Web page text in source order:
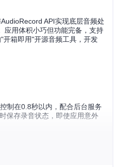
API实现底层音频处
应用体积小巧但功能完备，支持
开箱即用"开源音频工具，开发
制在0.8秒以内，配合后台服务
保存录音状态，即使应用意外
质音质平衡，适合日常记录；
户可在设置界面调整从8kHz到